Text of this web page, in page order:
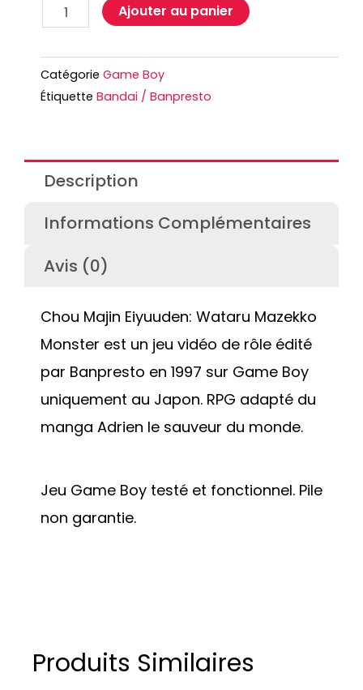
Ajouter au panier
Catégorie Game Boy
Étiquette Bandai / Banpresto
Description
Informations Complémentaires
Avis (0)
Chou Majin Eiyuuden: Wataru Mazekko
Monster est un jeu vidéo de rôle édité
par Banpresto en 1997 sur Game Boy
uniquement au Japon. RPG adapté du
manga Adrien le sauveur du monde.
Jeu Game Boy testé et fonctionnel. Pile
non garantie.
Produits Similaires